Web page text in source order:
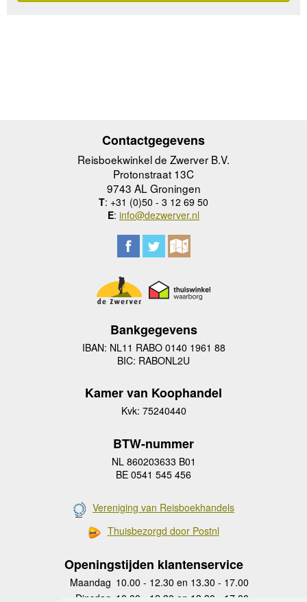
Contactgegevens
Reisboekwinkel de Zwerver B.V.
Protonstraat 13C
9743 AL Groningen
T: +31 (0)50 - 3 12 69 50
E: info@dezwerver.nl
Bankgegevens
IBAN: NL11 RABO 0140 1961 88
BIC: RABONL2U
Kamer van Koophandel
Kvk: 75240440
BTW-nummer
NL 860203633 B01
BE 0541 545 456
Vereniging van Reisboekhandels
Thuisbezorgd door Postnl
Openingstijden klantenservice
Maandag 10.00 - 12.30 en 13.30 - 17.00
Dinsdag 10.00 - 12.30 en 13.30 - 17.00